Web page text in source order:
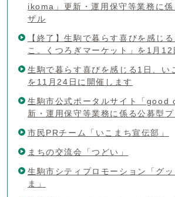
ikoma」更新・運用保守等業務に
ザル
【終了】生駒で暮らす喜びを感じ
こ。くつろぎマーケット」を1月12
生駒で暮らす喜びを感じる1日、い
を11月24日に開催します
生駒市公式ポータルサイト「
新・運用保守等業務に係る公募型
市民PRチーム「いこまち宣伝部」
まちの交流会「つどい」
生駒市シティプロモーション「グッ
ま」